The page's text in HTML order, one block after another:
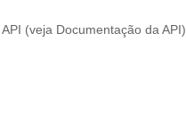
API (veja Documentação da API